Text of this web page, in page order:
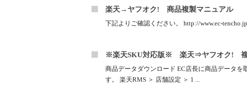
楽天→ヤフオク! 商品複製マニュアル
下記よりご確認ください。 http://www.ec-
※楽天SKU対応版※ 楽天⇒ヤフオク! 複
商品データダウンロード EC店長に商品データを
す。 楽天RMS ＞ 店舗設定 ＞ 1 ...